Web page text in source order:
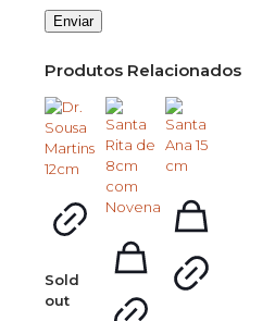
Produtos Relacionados
Sold
out